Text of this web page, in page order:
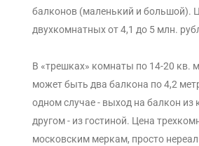
балконов (маленький и большой).
двухкомнатных от 4,1 до 5 млн.
В «трешках» комнаты по 14-20 кв.
может быть два балкона по 4,2
одном случае - выход на балкон из
другом - из гостиной. Цена
московским меркам, просто